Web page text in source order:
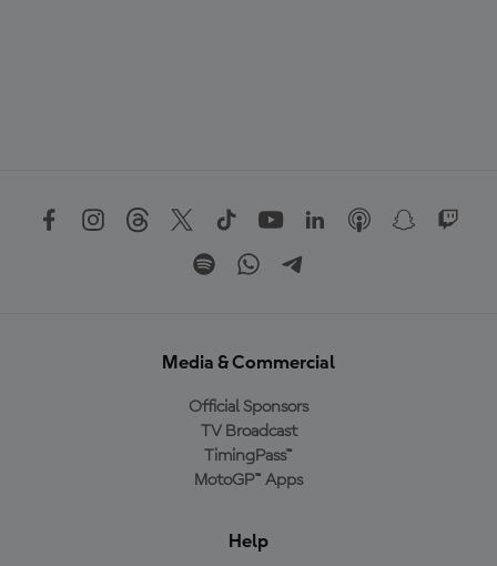
Media & Commercial
Official Sponsors
TV Broadcast
TimingPass™
MotoGP™ Apps
Help